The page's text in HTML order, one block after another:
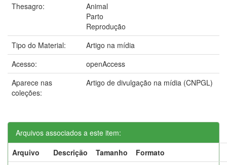
Thesagro:
Animal
Parto
Reprodução
Tipo do Material:
Artigo na mídia
Acesso:
openAccess
Aparece nas
coleções:
Artigo de divulgação na mídia (CNPGL)
Arquivos associados a este item:
Arquivo
Descrição Tamanho
Formato